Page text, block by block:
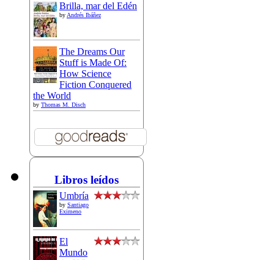
Brilla, mar del Edén
byAndrés Ibáñez
The Dreams Our
Stuff is Made Of:
How Science
Fiction Conquered
the World
by Thomas M. Disch
Libros leídos
Umbría
by Santiago
Eximeno
El
Mundo